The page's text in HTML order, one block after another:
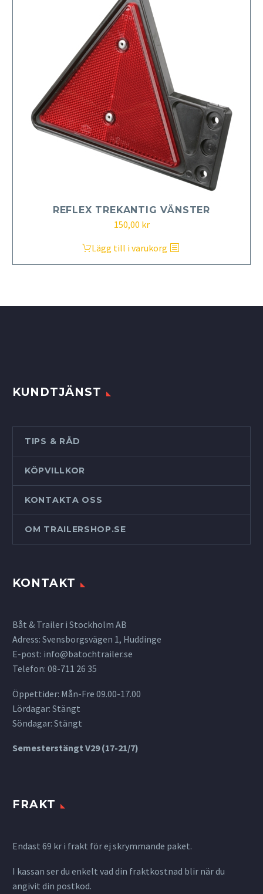
REFLEX TREKANTIG VÄNSTER
150,00 kr
Lägg till i varukorg
KUNDTJÄNST
TIPS & RÅD
KÖPVILLKOR
KONTAKTA OSS
OM TRAILERSHOP.SE
KONTAKT
Båt & Trailer i Stockholm AB
Adress: Svensborgsvägen 1, Huddinge
E-post: info@batochtrailer.se
Telefon: 08-711 26 35
Öppettider: Mån-Fre 09.00-17.00
Lördagar: Stängt
Söndagar: Stängt
Semesterstängt V29 (17-21/7)
FRAKT
Endast 69 kr i frakt för ej skrymmande paket.
I kassan ser du enkelt vad din fraktkostnad blir när du
angivit din postkod.